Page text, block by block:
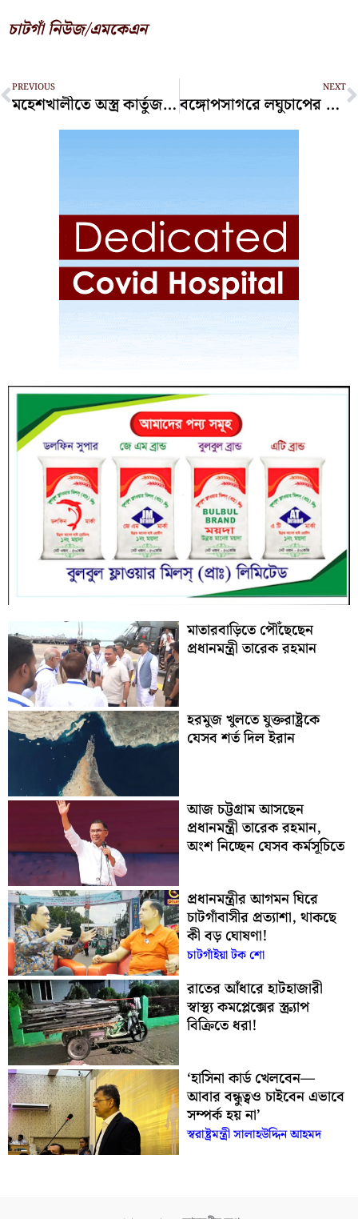
চাটগাঁ নিউজ/এমকেএন
Prev
PREVIOUS
মহেশখালীতে অস্ত্র কার্তুজসহ ডাকাত জমির গ্রেপ্তার
NEXT
বঙ্গোপসাগরে লঘুচাপের শঙ্কা, চট্টগ্রামে বৃষ্টির আভাস
মাতারবাড়িতে পৌঁছেছেন
প্রধানমন্ত্রী তারেক রহমান
হরমুজ খুলতে যুক্তরাষ্ট্রকে
যেসব শর্ত দিল ইরান
আজ চট্টগ্রাম আসছেন
প্রধানমন্ত্রী তারেক রহমান,
অংশ নিচ্ছেন যেসব কর্মসূচিতে
প্রধানমন্ত্রীর আগমন ঘিরে
চাটগাঁবাসীর প্রত্যাশা, থাকছে
কী বড় ঘোষণা!
চাটগাঁইয়া টক শো
রাতের আঁধারে হাটহাজারী
স্বাস্থ্য কমপ্লেক্সের স্ক্র্যাপ
বিক্রিতে ধরা!
‘হাসিনা কার্ড খেলবেন—
আবার বন্ধুত্বও চাইবেন এভাবে
সম্পর্ক হয় না’
স্বরাষ্ট্রমন্ত্রী সালাহউদ্দিন আহমদ